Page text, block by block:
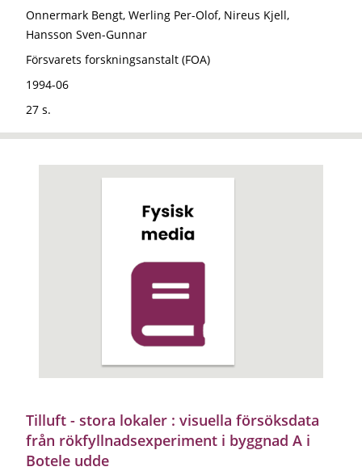
Onnermark Bengt, Werling Per-Olof, Nireus Kjell,
Hansson Sven-Gunnar
Försvarets forskningsanstalt (FOA)
1994-06
27 s.
Tilluft - stora lokaler : visuella försöksdata
från rökfyllnadsexperiment i byggnad A i
Botele udde